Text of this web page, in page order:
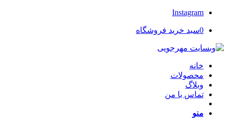
Instagram
0سبد خرید فروشگاه
خانه
محصولات
وبلاگ
تماس با من
منو